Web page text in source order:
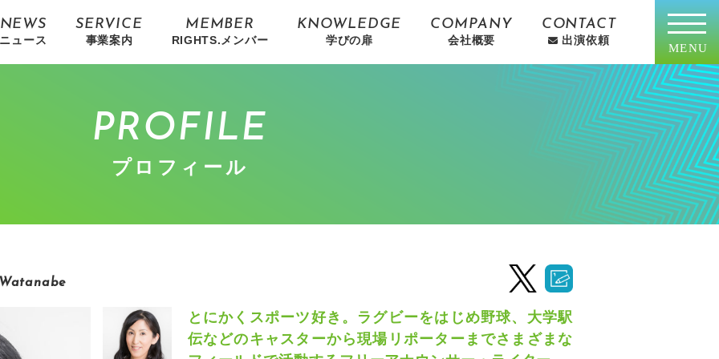
NEWS
ニュース
SERVICE
事業案内
MEMBER
RIGHTS.メンバー
KNOWLEDGE
学びの扉
COMPANY
会社概要
CONTACT
出演依頼
MENU
PROFILE
プロフィール
とにかくスポーツ好き。ラグビーをはじめ野球、大学駅
伝などのキャスターから現場リポーターまでさまざまな